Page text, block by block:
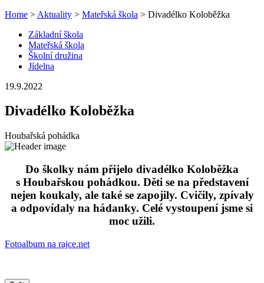
Home > Aktuality > Mateřská škola > Divadélko Koloběžka
Základní škola
Mateřská škola
Školní družina
Jídelna
19.9.2022
Divadélko Koloběžka
Houbařská pohádka
Do školky nám přijelo divadélko Koloběžka
s Houbařskou pohádkou. Děti se na představení
nejen koukaly, ale také se zapojily. Cvičily, zpívaly
a odpovídaly na hádanky. Celé vystoupení jsme si
moc užili.
Fotoalbum na rajce.net